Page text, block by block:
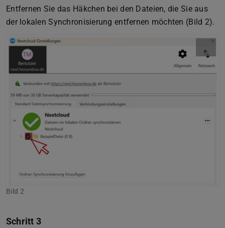
Entfernen Sie das Häkchen bei den Dateien, die Sie aus
der lokalen Synchronisierung entfernen möchten (Bild 2).
Bild 2
Schritt 3